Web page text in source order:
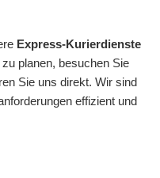
Express-Kurierdienste
planen, besuchen Sie
Sie uns direkt. Wir sind
effizient und